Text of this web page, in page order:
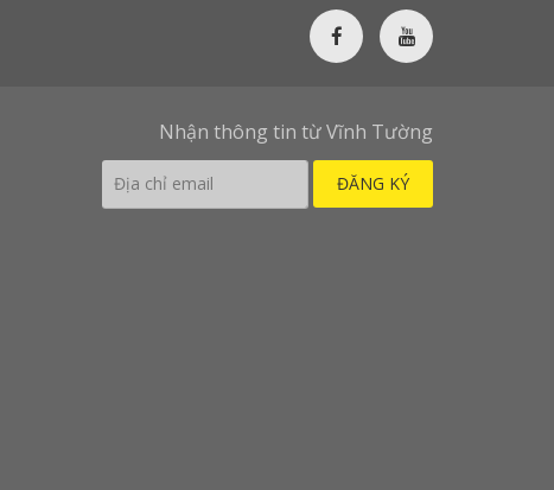
Nhận thông tin từ Vĩnh Tường
ĐĂNG KÝ